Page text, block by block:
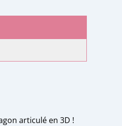
articulé en 3D !